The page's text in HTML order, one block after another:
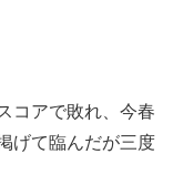
コアで敗れ、今春
げて臨んだが三度